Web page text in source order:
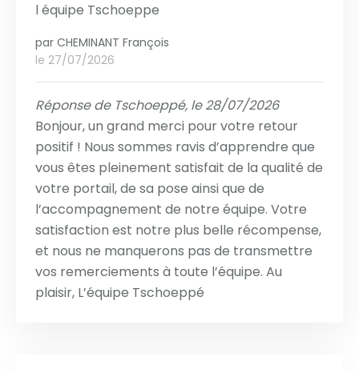
l équipe Tschoeppe
par CHEMINANT François
le 27/07/2026
Réponse de Tschoeppé, le 28/07/2026
Bonjour, un grand merci pour votre retour
positif ! Nous sommes ravis d’apprendre que
vous êtes pleinement satisfait de la qualité de
votre portail, de sa pose ainsi que de
l’accompagnement de notre équipe. Votre
satisfaction est notre plus belle récompense,
et nous ne manquerons pas de transmettre
vos remerciements à toute l’équipe. Au
plaisir, L’équipe Tschoeppé